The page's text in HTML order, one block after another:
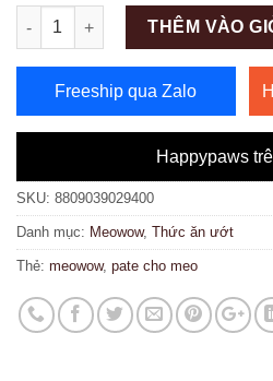
Số lượng
THÊM VÀO
Freeship qua Zalo
Happypaws
SKU: 8809039029400
Danh mục: Meowow, Thức ăn ướt
Thẻ: meowow, pate cho meo